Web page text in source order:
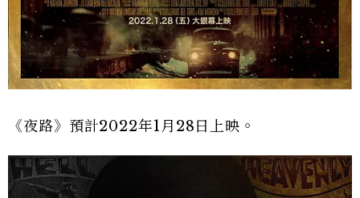
《夜路》預計2022年1月28日上映。